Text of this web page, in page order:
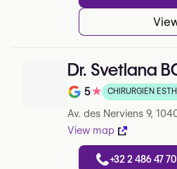
Dr. Svetlana
Note de 5 sur 5 sur
5★ CHIRURGIEN
Av. des Nerviens 9,
View map
+32 2 486 47 70